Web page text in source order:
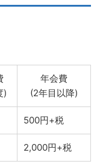
)
年会費
(2年目以降)
500円+税
2,000円+税